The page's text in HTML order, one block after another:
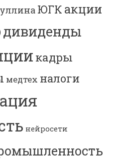
ЮГК акции
дивиденды
кадры
медтех налоги
нейросети